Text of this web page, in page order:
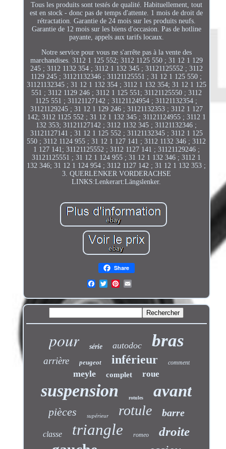
Tous les produits sont testés de qualité. Habituellement, tout
est en stock - donc pas de temps d'attente. 1 mois de droit de
rétractation. Garantie de 24 mois sur les produits neufs.
Garantie de 12 mois sur les biens d'occasion. Pas de hotline
payante, appels aux tarifs locaux.
Notre service pour vous ne s'arrête pas à la vente des
marchandises. 3112 1 125 552; 3112 1125 550 ; 31 12 1 129
245 ; 3112 1132 354 ; 3112 1 132 345 ; 31121125552 ; 3112
1129 245 ; 31121132346 ; 31121125551 ; 31 12 1 125 550 ;
31121132345 ; 31 12 1 132 354 ; 3112 1 132 354; 31 12 1 125
551 ; 3112 1129 246 ; 3112 1 125 551; 31121125550 ; 3112
1125 551 ; 31121127142 ; 31121124954 ; 31121132354 ;
31121129245 ; 31 12 1 129 246 ; 31121132353 ; 3112 1 127
142; 3112 1125 552 ; 31 12 1 132 345 ; 31121124955 ; 3112 1
132 353; 31121127142 ; 3112 1132 345 ; 31121132346 ;
31121127141 ; 31 12 1 125 552 ; 31121132345 ; 3112 1 125
550 ; 3112 1124 955 ; 31 12 1 127 141 ; 3112 1132 346 ; 3112
1 127 141; 31121125552 ; 3112 1127 141 ; 31121129246 ;
31121125551 ; 31 12 1 124 955 ; 31 12 1 132 346 ; 3112 1
132 346; 31 12 1 124 954 ; 3112 1127 142 ; 31 12 1 132 353 ;
3. QUERLENKER VORDERACHSE
LINKS:Lenkerart:Längslenker.
Share
pour série autodoc bras
arrière peugeot inférieur comment
meyle complet roue
suspension rotules avant
pièces supérieur rotule barre
classe triangle romeo droite